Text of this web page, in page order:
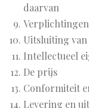
daarvan
Uitsluiting
Intellectueel
De prijs
Conformiteit
Levering en